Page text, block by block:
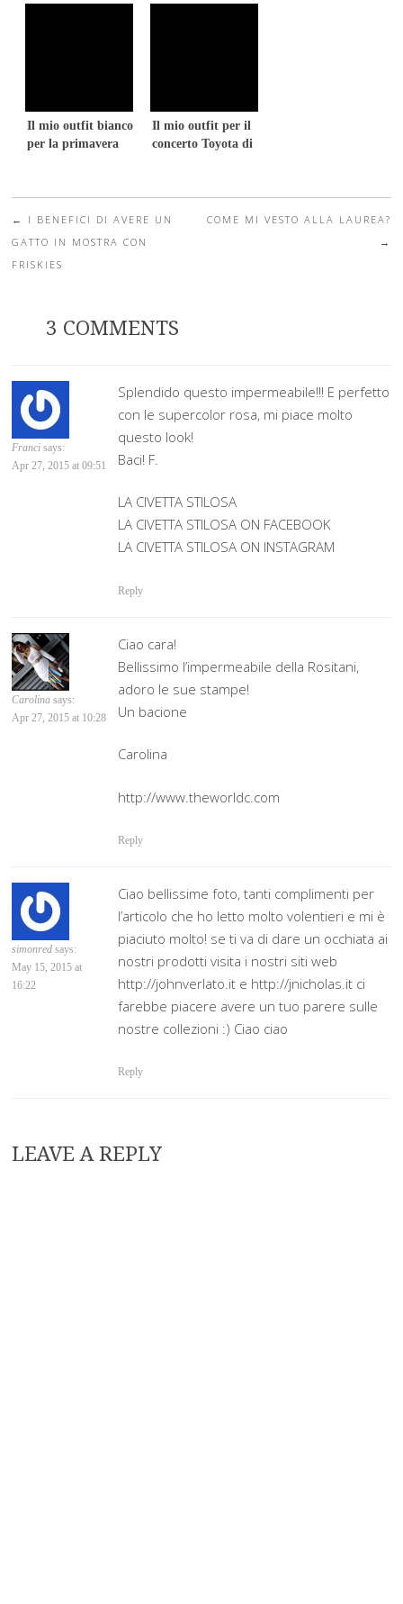
Il mio outfit bianco
per la primavera
Il mio outfit per il
concerto Toyota di
Post navigation
←
I BENEFICI DI AVERE UN
GATTO IN MOSTRA CON
FRISKIES
COME MI VESTO ALLA LAUREA?
→
3 COMMENTS
Franci says:
Apr 27, 2015 at 09:51
Splendido questo impermeabile!!! E perfetto
con le supercolor rosa, mi piace molto
questo look!
Baci! F.
‪LA CIVETTA STILOSA
LA CIVETTA STILOSA ON FACEBOOK
LA CIVETTA STILOSA ON INSTAGRAM
Reply
Carolina says:
Apr 27, 2015 at 10:28
Ciao cara!
Bellissimo l’impermeabile della Rositani,
adoro le sue stampe!
Un bacione
Carolina
http://www.theworldc.com
Reply
simonred says:
May 15, 2015 at
16:22
Ciao bellissime foto, tanti complimenti per
l’articolo che ho letto molto volentieri e mi è
piaciuto molto! se ti va di dare un occhiata ai
nostri prodotti visita i nostri siti web
http://johnverlato.it e http://jnicholas.it ci
farebbe piacere avere un tuo parere sulle
nostre collezioni :) Ciao ciao
Reply
LEAVE A REPLY